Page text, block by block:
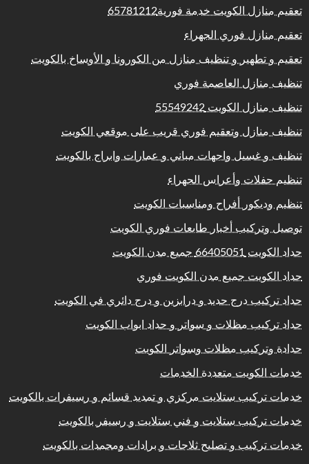
تعقيم منازل الكويت خدمة فورية65781212
تعقيم منازل فوري الجهراء
تعقيم و تطهير و تنظيف منازل من الكورونا و الأوساخ بالكويت
تنظيف منازل العاصمة فوري
تنظيف منازل الكويت 55549242
تنظيف منازل وتعقيم فوري قريب على موقعي الكويت
تنظيف و غسيل واجهات مباني و عمارات وابراج بالكويت
تنظيم حفلات وأعراس الجهراء
تنظيم وديكور أفراح ومناسبات الكويت
توصيل وتركيب أخبار طابعات فوري الكويت
حداد الكويت 66405051 جميع مدن الكويت
حداد الكويت جميع مدن الكويت فوري
حداد تركيب درج حديد و درابزين و درج دائري في الكويت
حداد تركيب مظلات و سواتر و حداد ابواب الكويت
حدادة وتركيب مظلات وسواتر الكويت
خدمات الكويت متعددة الخدمات
خدمات تركيب ستلايت مركزي و تمديد قسائم و رسيفرات بالكويت
خدمات تركيب ستلايت و فني ستلايت و رسيفر بالكويت
خدمات تركيب و تصليح ثلاجات و برادات ومجمدات بالكويت